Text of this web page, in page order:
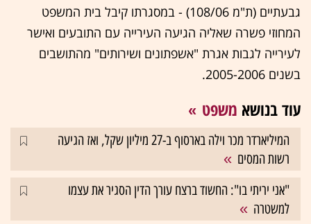
גבעתיים (ת"מ 108/06) - במסגרתו קיבל בית המשפט
המחוזי פשרה שאליה הגיעה העירייה עם התובעים ואישר
לעירייה לגבות אגרת "אשפתונים ושירותים" מהתושבים
בשנים 2005-2006.
עוד בנושא משפט
המיליארדר מכר וילה בארסוף ב-27 מיליון שקל, ואז הגיעה
רשות המסים
"אני יריתי בו": החשוד ברצח עורך הדין הסגיר את עצמו
למשטרה